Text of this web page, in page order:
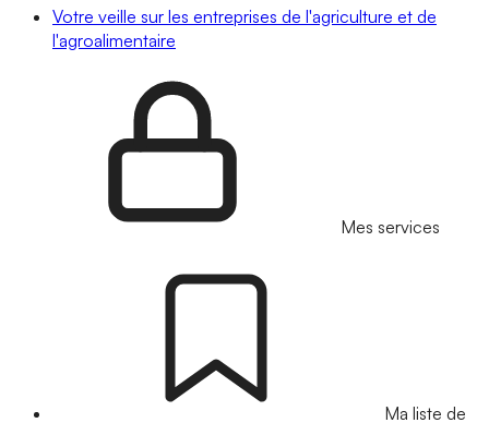
Votre veille sur les entreprises de l'agriculture et de
l'agroalimentaire
Mes services
Ma liste de